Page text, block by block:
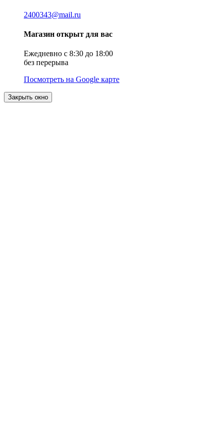
2400343@mail.ru
Магазин открыт для вас
Ежедневно с 8:30 до 18:00
без перерыва
Посмотреть на Google карте
Закрыть окно